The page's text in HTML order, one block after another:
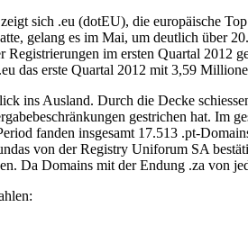
sich .eu (dotEU), die europäische
gelang es im Mai, um deutlich über
Registrierungen im ersten Quartal 2012
das erste Quartal 2012 mit 3,59
ins Ausland. Durch die Decke
gestrichen hat. Im
fanden insgesamt 17.513 .pt-
von der Registry Uniforum SA
Da Domains mit der Endung .za von